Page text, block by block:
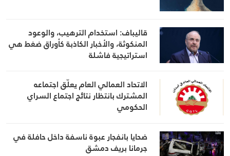
قاليباف: استخدام الترهيب، والوعود
المنكوثة، والأخبار الكاذبة كأوراق ضغط هي
استراتيجية فاشلة
الاتحاد العمالي العام يعلّق اجتماعه
المشترك بانتظار نتائج اجتماع السراي
الحكومي
ضحايا بانفجار عبوة ناسفة داخل حافلة في
جرمانا بريف دمشق